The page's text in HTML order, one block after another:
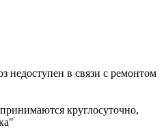
недоступен в связи с ремонтом
круглосуточно,